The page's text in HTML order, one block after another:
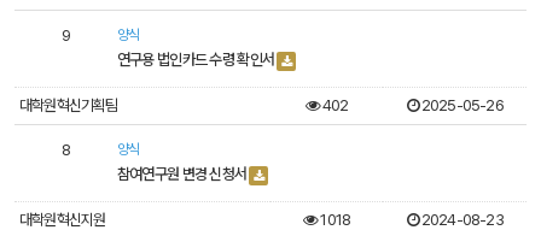
9 양식
연구용 법인카드 수령 확인서
대학원혁신기획팀 402 2025-05-26
8 양식
참여연구원 변경 신청서
대학원혁신지원 1018 2024-08-23